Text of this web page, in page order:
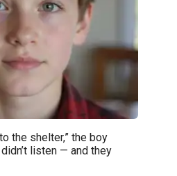
the shelter,” the boy
listen — and they